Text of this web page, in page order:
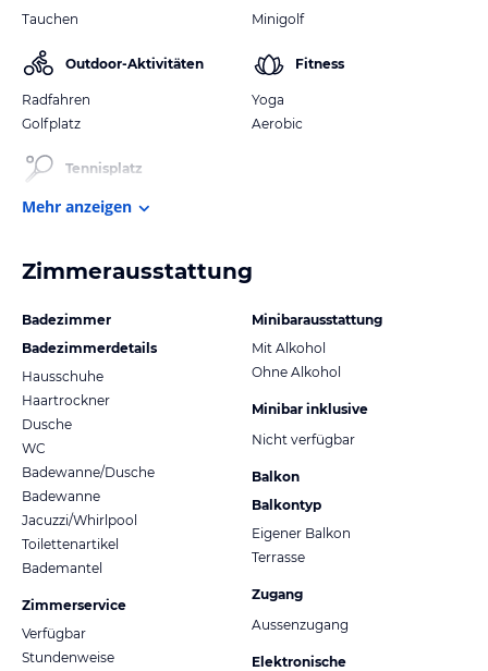
Tauchen
Outdoor-Aktivitäten
Radfahren
Golfplatz
Tennisplatz
Minigolf
Fitness
Yoga
Aerobic
Mehr anzeigen
Zimmerausstattung
Badezimmer
Badezimmerdetails
Hausschuhe
Haartrockner
Dusche
WC
Badewanne/Dusche
Badewanne
Jacuzzi/Whirlpool
Toilettenartikel
Bademantel
Zimmerservice
Verfügbar
Stundenweise
Minibarausstattung
Mit Alkohol
Ohne Alkohol
Minibar inklusive
Nicht verfügbar
Balkon
Balkontyp
Eigener Balkon
Terrasse
Zugang
Aussenzugang
Elektronische